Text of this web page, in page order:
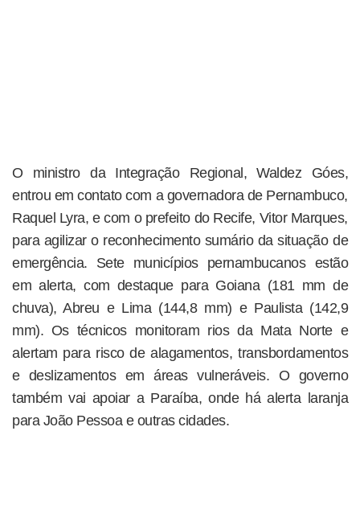
O ministro da Integração Regional, Waldez Góes,
entrou em contato com a governadora de Pernambuco,
Raquel Lyra, e com o prefeito do Recife, Vitor Marques,
para agilizar o reconhecimento sumário da situação de
emergência. Sete municípios pernambucanos estão
em alerta, com destaque para Goiana (181 mm de
chuva), Abreu e Lima (144,8 mm) e Paulista (142,9
mm). Os técnicos monitoram rios da Mata Norte e
alertam para risco de alagamentos, transbordamentos
e deslizamentos em áreas vulneráveis. O governo
também vai apoiar a Paraíba, onde há alerta laranja
para João Pessoa e outras cidades.